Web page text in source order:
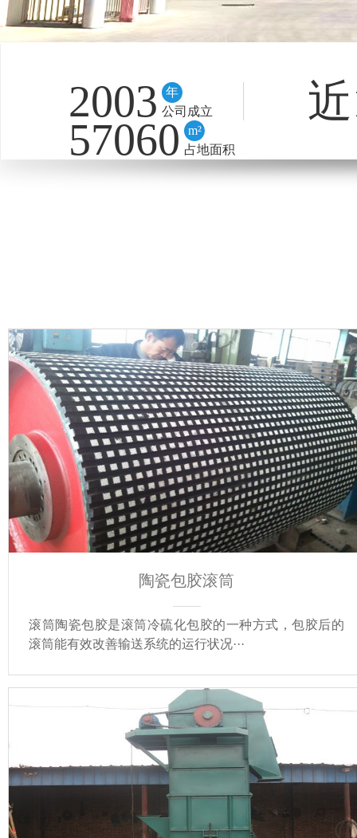
2003
年
公司成立
57060
m²
占地面积
陶瓷包胶滚筒
滚筒陶瓷包胶是滚筒冷硫化包胶的一种方式，包胶后的
滚筒能有效改善输送系统的运行状况···